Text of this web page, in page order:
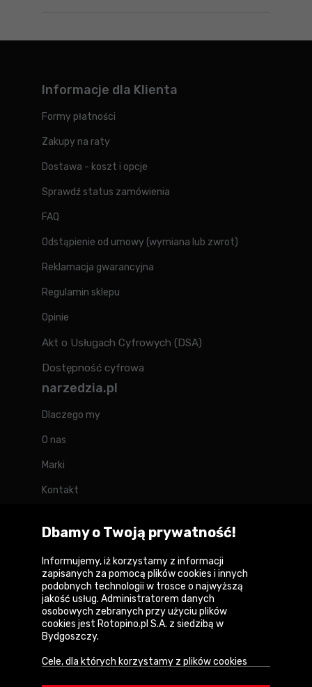
Informacje dla Klienta
Formy płatności
Zakupy na raty
Dostawa - koszt i opcje
Sprawdź status zamówienia
FAQ
Odstąpienie od umowy (wymiana lub zwrot)
Reklamacja gwarancyjna
Regulamin sklepu
Opinie
Akt o Usługach Cyfrowych (DSA)
Dostępność cyfrowa
narzedzia.pl
Dlaczego my
O nas
Marki
Kontakt
Forum
Copyright © 2026
Polityka prywatności i zasady korzystania z
serwisu
Informacja o plikach cookies
Dbamy o Twoją prywatność!
Informujemy, iż korzystamy z informacji
zapisanych za pomocą plików cookies i innych
podobnych technologii w trosce o najwyższą
jakość usług. Administratorem danych
osobowych zebranych przy użyciu plików
cookies jest Rotopino.pl S.A. z siedzibą w
Bydgoszczy.
Cele, dla których korzystamy z plików cookies